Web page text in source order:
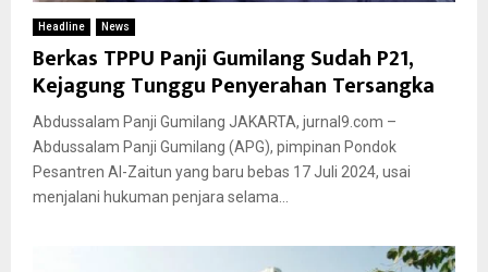
Headline News
Berkas TPPU Panji Gumilang Sudah P21,
Kejagung Tunggu Penyerahan Tersangka
Abdussalam Panji Gumilang JAKARTA, jurnal9.com –
Abdussalam Panji Gumilang (APG), pimpinan Pondok
Pesantren Al-Zaitun yang baru bebas 17 Juli 2024, usai
menjalani hukuman penjara selama...